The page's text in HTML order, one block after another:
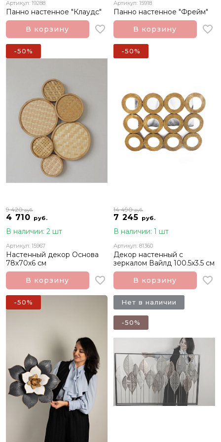
Артикул: 19288
Панно настенное "Клаудс"
В корзину
Артикул: 15918
Панно настенное "Фрейм"
В корзину
4 710 руб.
9 420руб.
В наличии: 2 шт
Артикул: 15967
Настенный декор Основа
78х70х6 см
В корзину
-50%
7 245 руб.
14 490руб.
В наличии: 1 шт
Артикул: 81360
Декор настенный с
зеркалом Вайлд 100.5х3.5 см
В корзину
-50%
-50% Нет в наличии
-50%